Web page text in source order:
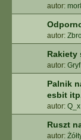
autor:
autor:
Rakiety
autor: Gryf
Palnik
esbit
autor: Q_x
Ruszt
autor: